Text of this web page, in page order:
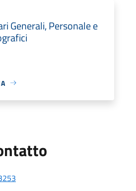
Generali, Personale e